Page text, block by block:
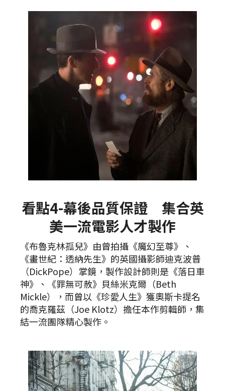
看點4-幕後品質保證 集合英
美一流電影人才製作
《布魯克林孤兒》由曾拍攝《魔幻至尊》、
《畫世紀：透納先生》的英國攝影師迪克波普
（DickPope）掌鏡，製作設計師則是《落日車
神》、《罪無可赦》貝絲米克爾（Beth
Mickle），而曾以《珍愛人生》獲奧斯卡提名
的喬克羅茲（Joe Klotz）擔任本作剪輯師，集
結一流團隊精心製作。